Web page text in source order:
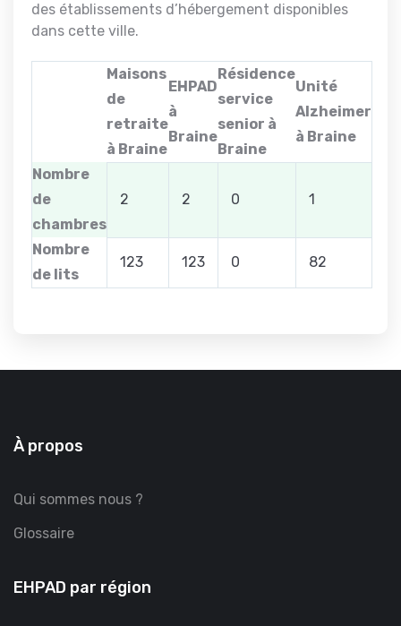
des établissements d’hébergement disponibles
dans cette ville.
Maisons
de
retraite
à Braine
EHPAD
à
Braine
Résidence
service
senior à
Braine
Unité
Alzheimer
à Braine
Nombre
de
chambres
2 2 0 1
Nombre
de lits
123 123 0 82
À propos
Qui sommes nous ?
Glossaire
EHPAD par région